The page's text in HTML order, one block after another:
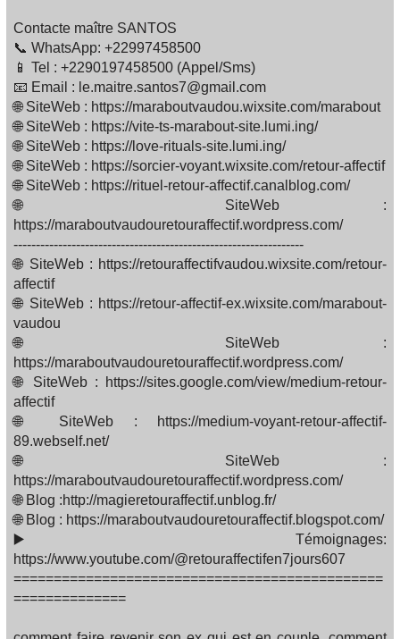
Contacte maître SANTOS
📞 WhatsApp: +22997458500
📱 Tel : +2290197458500 (Appel/Sms)
📧 Email : le.maitre.santos7@gmail.com
🌐 SiteWeb : https://maraboutvaudou.wixsite.com/marabout
🌐 SiteWeb : https://vite-ts-marabout-site.lumi.ing/
🌐 SiteWeb : https://love-rituals-site.lumi.ing/
🌐 SiteWeb : https://sorcier-voyant.wixsite.com/retour-affectif
🌐 SiteWeb : https://rituel-retour-affectif.canalblog.com/
🌐 SiteWeb :
https://maraboutvaudouretouraffectif.wordpress.com/
-----------------------------------------------------------------
🌐 SiteWeb : https://retouraffectifvaudou.wixsite.com/retour-
affectif
🌐 SiteWeb : https://retour-affectif-ex.wixsite.com/marabout-
vaudou
🌐 SiteWeb :
https://maraboutvaudouretouraffectif.wordpress.com/
🌐 SiteWeb : https://sites.google.com/view/medium-retour-
affectif
🌐 SiteWeb : https://medium-voyant-retour-affectif-
89.webself.net/
🌐 SiteWeb :
https://maraboutvaudouretouraffectif.wordpress.com/
🌐 Blog :http://magieretouraffectif.unblog.fr/
🌐 Blog : https://maraboutvaudouretouraffectif.blogspot.com/
▶️ Témoignages:
https://www.youtube.com/@retouraffectifen7jours607
==============================================
==============